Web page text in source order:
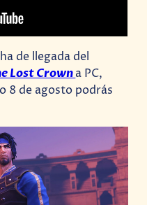
de llegada del
Lost Crowna PC,
8 de agosto podrás